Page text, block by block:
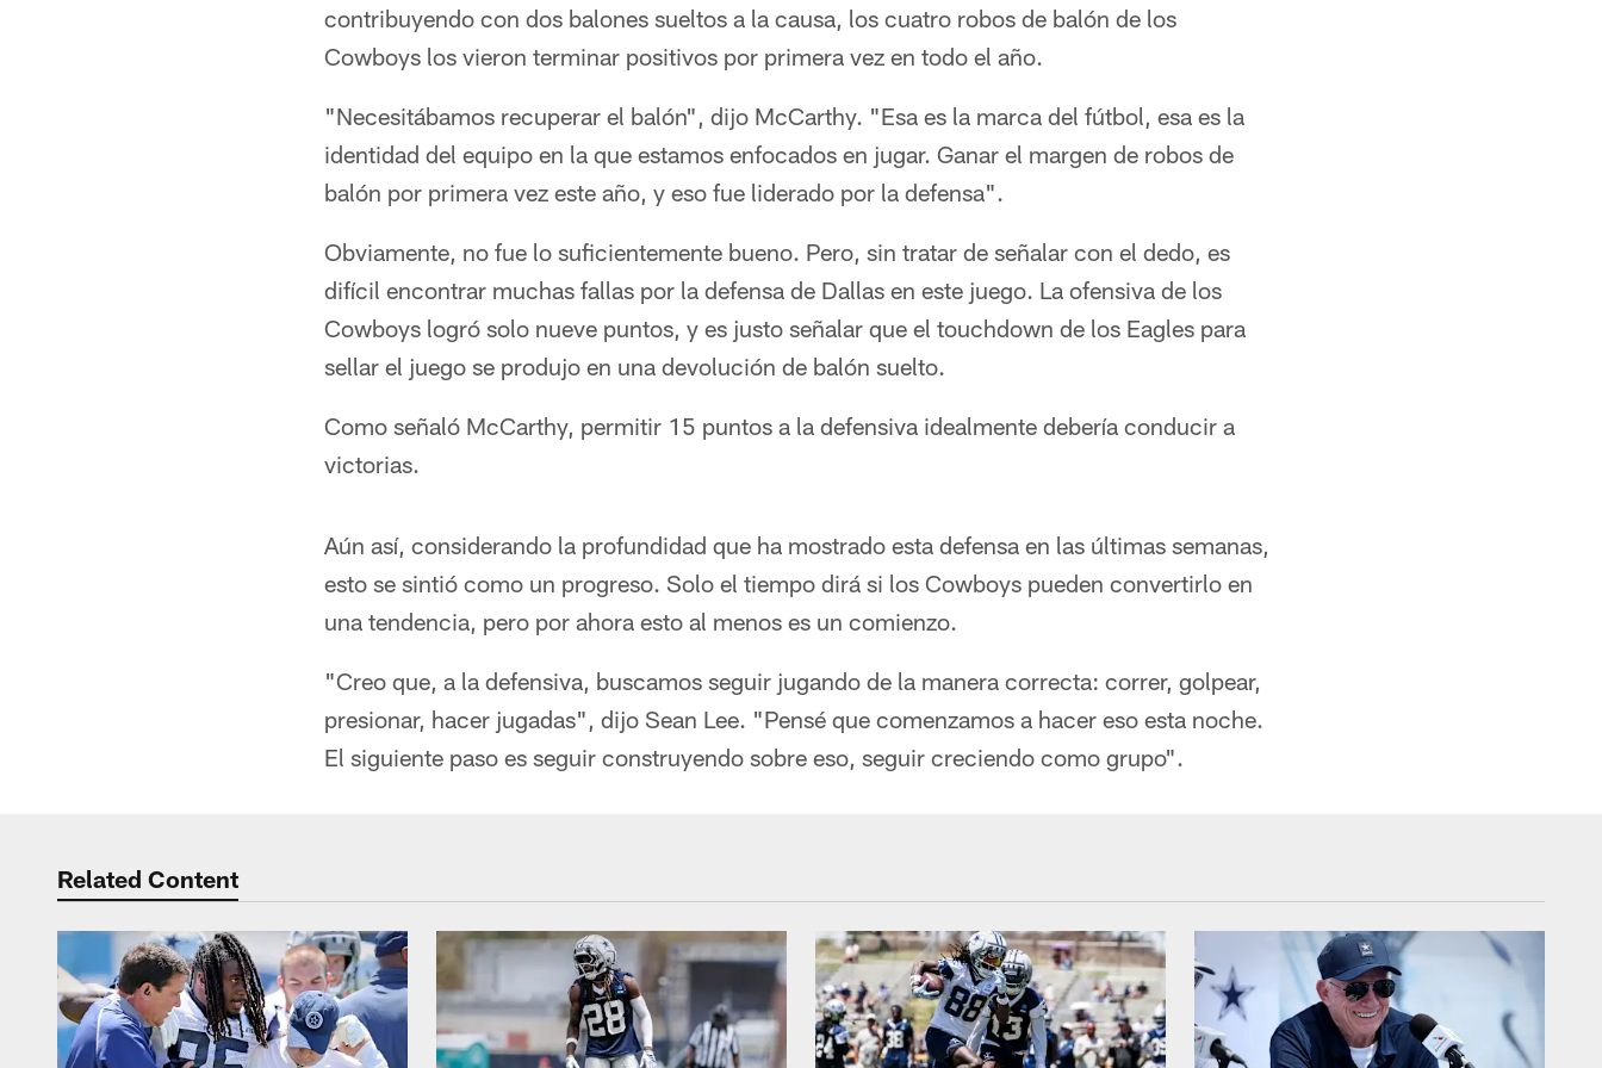
contribuyendo con dos balones sueltos a la causa, los cuatro robos de balón de los
Cowboys los vieron terminar positivos por primera vez en todo el año.
"Necesitábamos recuperar el balón", dijo McCarthy. "Esa es la marca del fútbol, ​​esa es la
identidad del equipo en la que estamos enfocados en jugar. Ganar el margen de robos de
balón por primera vez este año, y eso fue liderado por la defensa".
Obviamente, no fue lo suficientemente bueno. Pero, sin tratar de señalar con el dedo, es
difícil encontrar muchas fallas por la defensa de Dallas en este juego. La ofensiva de los
Cowboys logró solo nueve puntos, y es justo señalar que el touchdown de los Eagles para
sellar el juego se produjo en una devolución de balón suelto.
Como señaló McCarthy, permitir 15 puntos a la defensiva idealmente debería conducir a
victorias.
Aún así, considerando la profundidad que ha mostrado esta defensa en las últimas semanas,
esto se sintió como un progreso. Solo el tiempo dirá si los Cowboys pueden convertirlo en
una tendencia, pero por ahora esto al menos es un comienzo.
"Creo que, a la defensiva, buscamos seguir jugando de la manera correcta: correr, golpear,
presionar, hacer jugadas", dijo Sean Lee. "Pensé que comenzamos a hacer eso esta noche.
El siguiente paso es seguir construyendo sobre eso, seguir creciendo como grupo".
Related Content